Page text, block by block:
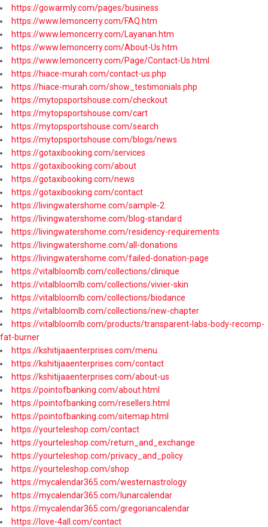
https://gowarmly.com/pages/business
https://www.lemoncerry.com/FAQ.htm
https://www.lemoncerry.com/Layanan.htm
https://www.lemoncerry.com/About-Us.htm
https://www.lemoncerry.com/Page/Contact-Us.html
https://hiace-murah.com/contact-us.php
https://hiace-murah.com/show_testimonials.php
https://mytopsportshouse.com/checkout
https://mytopsportshouse.com/cart
https://mytopsportshouse.com/search
https://mytopsportshouse.com/blogs/news
https://gotaxibooking.com/services
https://gotaxibooking.com/about
https://gotaxibooking.com/news
https://gotaxibooking.com/contact
https://livingwatershome.com/sample-2
https://livingwatershome.com/blog-standard
https://livingwatershome.com/residency-requirements
https://livingwatershome.com/all-donations
https://livingwatershome.com/failed-donation-page
https://vitalbloomlb.com/collections/clinique
https://vitalbloomlb.com/collections/vivier-skin
https://vitalbloomlb.com/collections/biodance
https://vitalbloomlb.com/collections/new-chapter
https://vitalbloomlb.com/products/transparent-labs-body-recomp-
fat-burner
https://kshitijaaenterprises.com/menu
https://kshitijaaenterprises.com/contact
https://kshitijaaenterprises.com/about-us
https://pointofbanking.com/about.html
https://pointofbanking.com/resellers.html
https://pointofbanking.com/sitemap.html
https://yourteleshop.com/contact
https://yourteleshop.com/return_and_exchange
https://yourteleshop.com/privacy_and_policy
https://yourteleshop.com/shop
https://mycalendar365.com/westernastrology
https://mycalendar365.com/lunarcalendar
https://mycalendar365.com/gregoriancalendar
https://love-4all.com/contact